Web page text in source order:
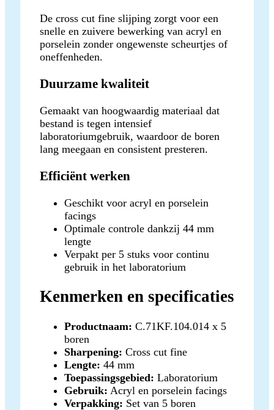
De cross cut fine slijping zorgt voor een
snelle en zuivere bewerking van acryl en
porselein zonder ongewenste scheurtjes of
oneffenheden.
Duurzame kwaliteit
Gemaakt van hoogwaardig materiaal dat
bestand is tegen intensief
laboratoriumgebruik, waardoor de boren
lang meegaan en consistent presteren.
Efficiënt werken
Geschikt voor acryl en porselein
facings
Optimale controle dankzij 44 mm
lengte
Verpakt per 5 stuks voor continu
gebruik in het laboratorium
Kenmerken en specificaties
Productnaam: C.71KF.104.014 x 5
boren
Sharpening: Cross cut fine
Lengte: 44 mm
Toepassingsgebied: Laboratorium
Gebruik: Acryl en porselein facings
Verpakking: Set van 5 boren